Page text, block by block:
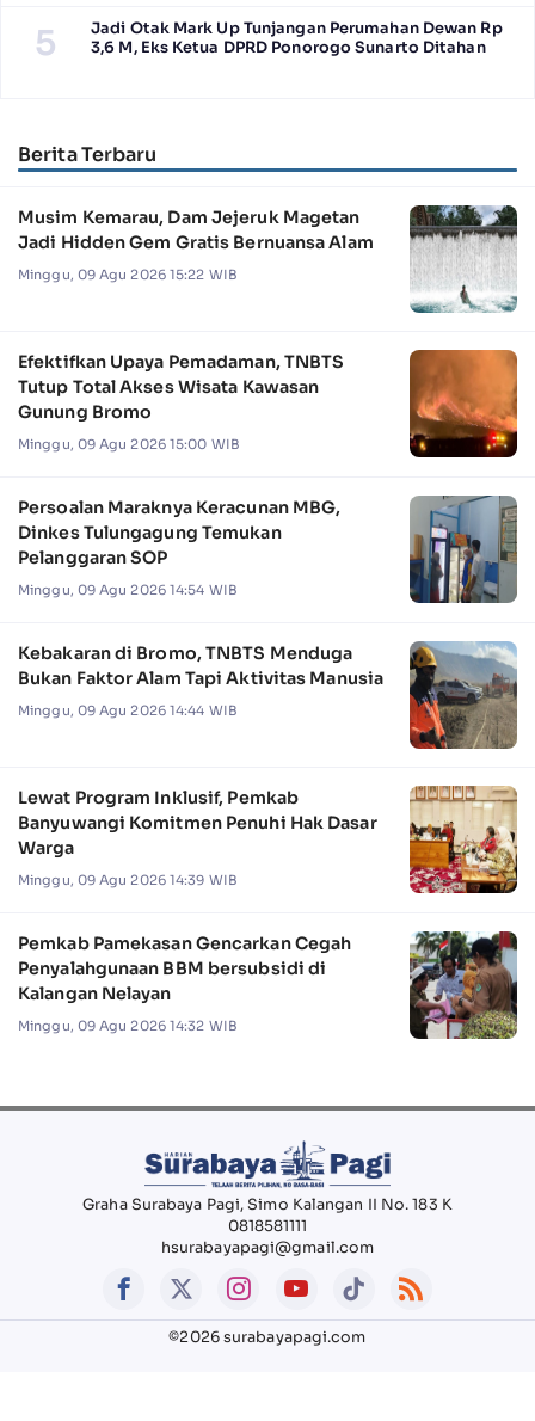
5
Jadi Otak Mark Up Tunjangan Perumahan Dewan Rp
3,6 M, Eks Ketua DPRD Ponorogo Sunarto Ditahan
Berita Terbaru
Musim Kemarau, Dam Jejeruk Magetan
Jadi Hidden Gem Gratis Bernuansa Alam
Minggu, 09 Agu 2026 15:22 WIB
Efektifkan Upaya Pemadaman, TNBTS
Tutup Total Akses Wisata Kawasan
Gunung Bromo
Minggu, 09 Agu 2026 15:00 WIB
Persoalan Maraknya Keracunan MBG,
Dinkes Tulungagung Temukan
Pelanggaran SOP
Minggu, 09 Agu 2026 14:54 WIB
Kebakaran di Bromo, TNBTS Menduga
Bukan Faktor Alam Tapi Aktivitas Manusia
Minggu, 09 Agu 2026 14:44 WIB
Lewat Program Inklusif, Pemkab
Banyuwangi Komitmen Penuhi Hak Dasar
Warga
Minggu, 09 Agu 2026 14:39 WIB
Pemkab Pamekasan Gencarkan Cegah
Penyalahgunaan BBM bersubsidi di
Kalangan Nelayan
Minggu, 09 Agu 2026 14:32 WIB
Graha Surabaya Pagi, Simo Kalangan II No. 183 K
0818581111
hsurabayapagi@gmail.com
©2026 surabayapagi.com